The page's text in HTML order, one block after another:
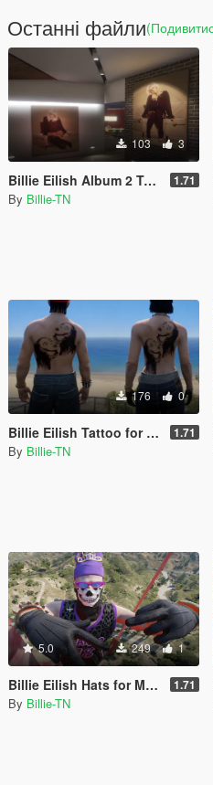
Останні файли
103 3
Billie Eilish Album 2 Textures for Franklin's Home 1.71
By Billie-TN
176 0
Billie Eilish Tattoo for MP Male and Female 1.71
By Billie-TN
5.0 249 1
Billie Eilish Hats for MP Male 1.71
By Billie-TN